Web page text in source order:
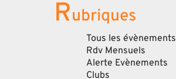
Rubriques
Tous les évènements
Rdv Mensuels
Alerte Evènements
Clubs